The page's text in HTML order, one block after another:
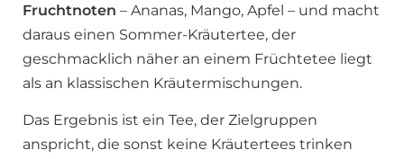
Fruchtnoten – Ananas, Mango, Apfel – und macht
daraus einen Sommer-Kräutertee, der
geschmacklich näher an einem Früchtetee liegt
als an klassischen Kräutermischungen.
Das Ergebnis ist ein Tee, der Zielgruppen
anspricht, die sonst keine Kräutertees trinken